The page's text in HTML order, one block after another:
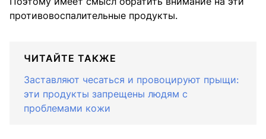
противовоспалительные продукты.
ЧИТАЙТЕ ТАКЖЕ
Заставляют чесаться и провоцируют прыщи:
эти продукты запрещены людям с
проблемами кожи